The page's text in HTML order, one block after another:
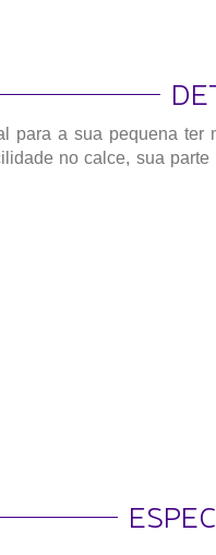
para a sua pequena
no calce, sua